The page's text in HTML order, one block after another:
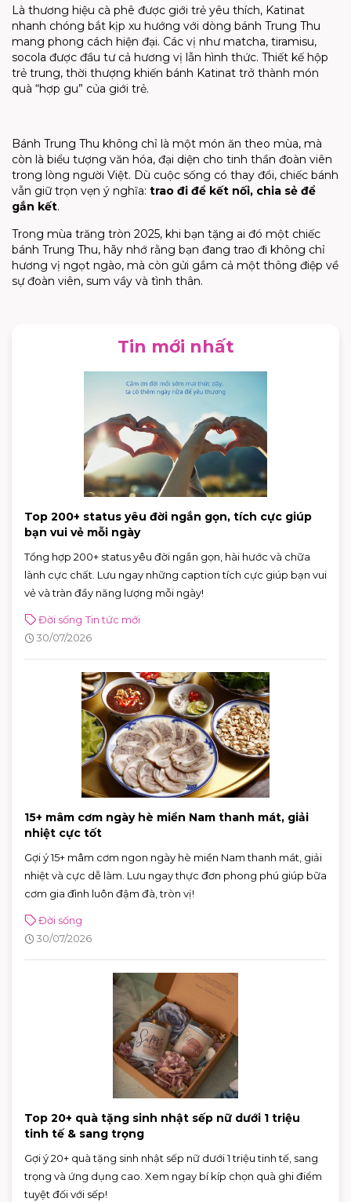
Là thương hiệu cà phê được giới trẻ yêu thích, Katinat
nhanh chóng bắt kịp xu hướng với dòng bánh Trung Thu
mang phong cách hiện đại. Các vị như matcha, tiramisu,
socola được đầu tư cả hương vị lẫn hình thức. Thiết kế hộp
trẻ trung, thời thượng khiến bánh Katinat trở thành món
quà “hợp gu” của giới trẻ.
Bánh Trung Thu không chỉ là một món ăn theo mùa, mà
còn là biểu tượng văn hóa, đại diện cho tinh thần đoàn viên
trong lòng người Việt. Dù cuộc sống có thay đổi, chiếc bánh
vẫn giữ trọn vẹn ý nghĩa: trao đi để kết nối, chia sẻ để
gắn kết.
Trong mùa trăng tròn 2025, khi bạn tặng ai đó một chiếc
bánh Trung Thu, hãy nhớ rằng bạn đang trao đi không chỉ
hương vị ngọt ngào, mà còn gửi gắm cả một thông điệp về
sự đoàn viên, sum vầy và tình thân.
Tin mới nhất
Top 200+ status yêu đời ngắn gọn, tích cực giúp
bạn vui vẻ mỗi ngày
Tổng hợp 200+ status yêu đời ngắn gọn, hài hước và chữa
lành cực chất. Lưu ngay những caption tích cực giúp bạn vui
vẻ và tràn đầy năng lượng mỗi ngày!
Đời sống Tin tức mới
30/07/2026
15+ mâm cơm ngày hè miền Nam thanh mát, giải
nhiệt cực tốt
Gợi ý 15+ mâm cơm ngon ngày hè miền Nam thanh mát, giải
nhiệt và cực dễ làm. Lưu ngay thực đơn phong phú giúp bữa
cơm gia đình luôn đậm đà, tròn vị!
Đời sống
30/07/2026
Top 20+ quà tặng sinh nhật sếp nữ dưới 1 triệu
tinh tế & sang trọng
Gợi ý 20+ quà tặng sinh nhật sếp nữ dưới 1 triệu tinh tế, sang
trọng và ứng dụng cao. Xem ngay bí kíp chọn quà ghi điểm
tuyệt đối với sếp!